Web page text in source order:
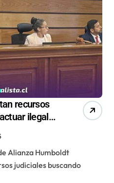
recursos
ilegal
judiciales buscando